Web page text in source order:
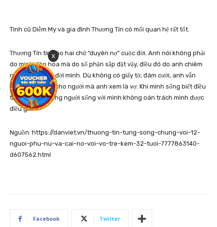
Tình cũ Diễm My và gia đình Thương Tín có mối quan hệ rất tốt.
Thương Tín tin vào hai chữ “duyên nợ” cuộc đời. Anh nói không phải
do mình đào hoa mà do số phận sắp đặt vậy, điều đó do anh chiêm
nghiệm từ cuộc đời mình. Dù không có giấy tờ, đám cưới, anh vẫn
chia đôi tài sản cho người mà anh xem là vợ. Khi mình sống biết điều
thì sẽ khiến những người sống với mình không oán trách mình được
điều gì…
Nguồn: https://danviet.vn/thuong-tin-tung-song-chung-voi-12-
nguoi-phu-nu-va-cai-no-voi-vo-tre-kem-32-tuoi-7777863140-
d607562.html
Facebook Twitter
x